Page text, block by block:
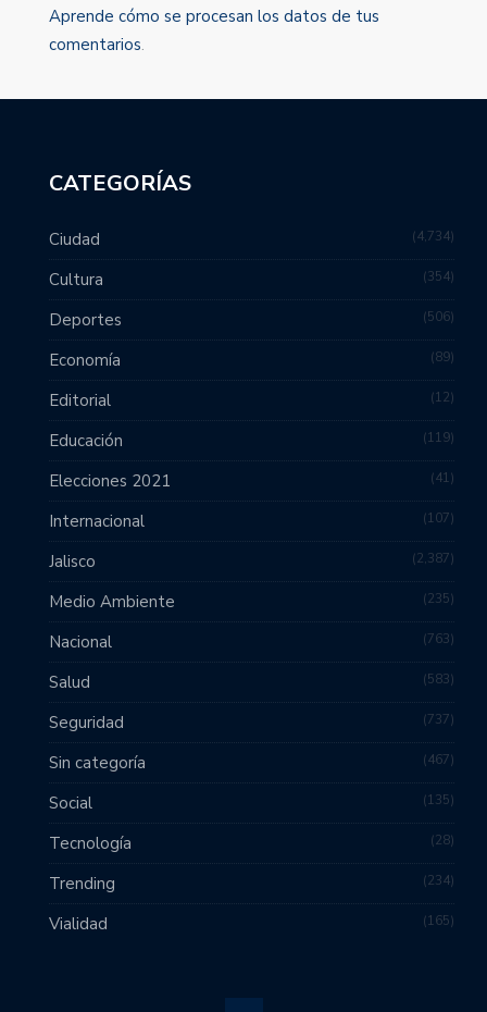
Aprende cómo se procesan los datos de tus
comentarios.
CATEGORÍAS
Ciudad 4,734
Cultura 354
Deportes 506
Economía 89
Editorial 12
Educación 119
Elecciones 2021 41
Internacional 107
Jalisco 2,387
Medio Ambiente 235
Nacional 763
Salud 583
Seguridad 737
Sin categoría 467
Social 135
Tecnología 28
Trending 234
Vialidad 165